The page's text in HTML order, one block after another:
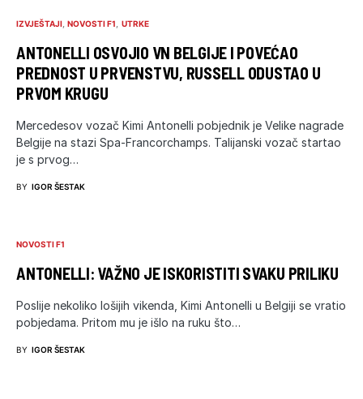
IZVJEŠTAJI NOVOSTI F1 UTRKE
ANTONELLI OSVOJIO VN BELGIJE I POVEĆAO
PREDNOST U PRVENSTVU, RUSSELL ODUSTAO U
PRVOM KRUGU
Mercedesov vozač Kimi Antonelli pobjednik je Velike nagrade
Belgije na stazi Spa-Francorchamps. Talijanski vozač startao
je s prvog…
BY IGOR ŠESTAK
NOVOSTI F1
ANTONELLI: VAŽNO JE ISKORISTITI SVAKU PRILIKU
Poslije nekoliko lošijih vikenda, Kimi Antonelli u Belgiji se vratio
pobjedama. Pritom mu je išlo na ruku što…
BY IGOR ŠESTAK